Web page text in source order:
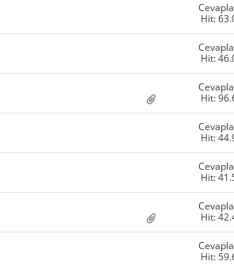
Hit:
Hit:
Hit:
Hit:
Hit:
Hit:
Hit: